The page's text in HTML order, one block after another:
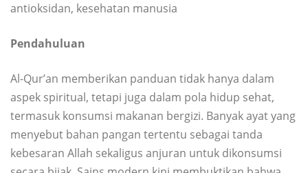
antioksidan, kesehatan manusia
Pendahuluan
Al-Qur’an memberikan panduan tidak hanya dalam
aspek spiritual, tetapi juga dalam pola hidup sehat,
termasuk konsumsi makanan bergizi. Banyak ayat yang
menyebut bahan pangan tertentu sebagai tanda
kebesaran Allah sekaligus anjuran untuk dikonsumsi